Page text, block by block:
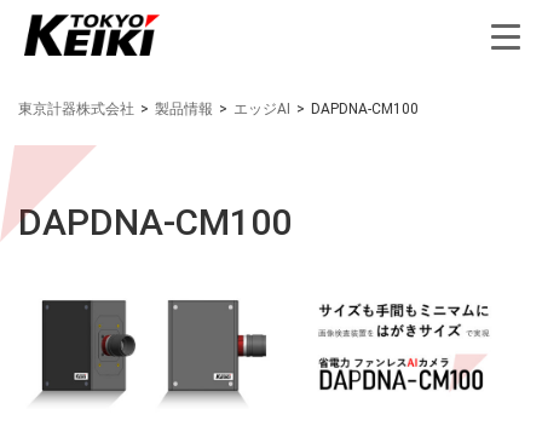
東京計器株式会社 > 製品情報 > エッジAI > DAPDNA-CM100
DAPDNA-CM100